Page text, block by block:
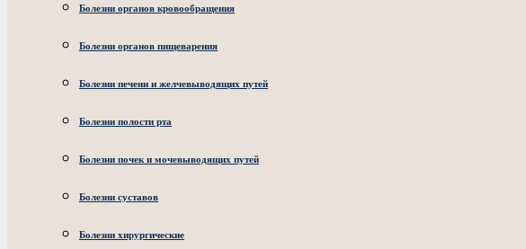
Болезни органов кровообращения
Болезни органов пищеварения
Болезни печени и желчевыводящих путей
Болезни полости рта
Болезни почек и мочевыводящих путей
Болезни суставов
Болезни хирургические